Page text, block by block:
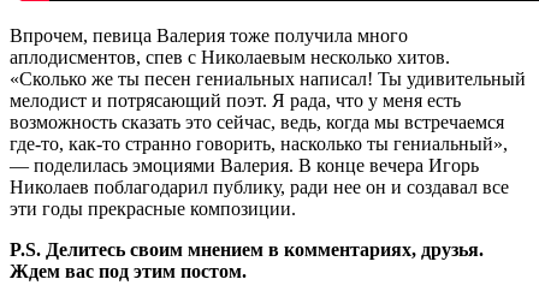
Впрочем, певица Валерия тоже получила много
аплодисментов, спев с Николаевым несколько хитов.
«Сколько же ты песен гениальных написал! Ты удивительный
мелодист и потрясающий поэт. Я рада, что у меня есть
возможность сказать это сейчас, ведь, когда мы встречаемся
где-то, как-то странно говорить, насколько ты гениальный»,
— поделилась эмоциями Валерия. В конце вечера Игорь
Николаев поблагодарил публику, ради нее он и создавал все
эти годы прекрасные композиции.
P.S. Делитесь своим мнением в комментариях, друзья.
Ждем вас под этим постом.